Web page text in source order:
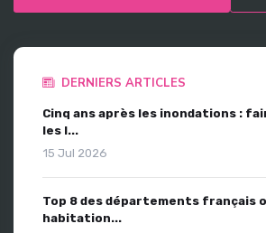
DERNIERS ARTICLES
Cinq ans après les inondations :
les l...
15 Jul 2026
Top 8 des départements français
habitation...